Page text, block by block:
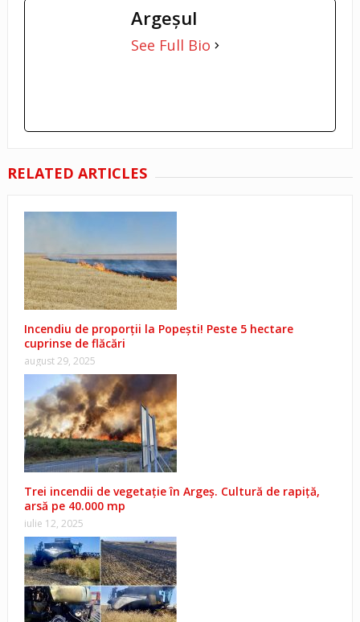
Argeşul
See Full Bio
RELATED ARTICLES
Incendiu de proporții la Popești! Peste 5 hectare
cuprinse de flăcări
august 29, 2025
Trei incendii de vegetație în Argeș. Cultură de rapiță,
arsă pe 40.000 mp
iulie 12, 2025